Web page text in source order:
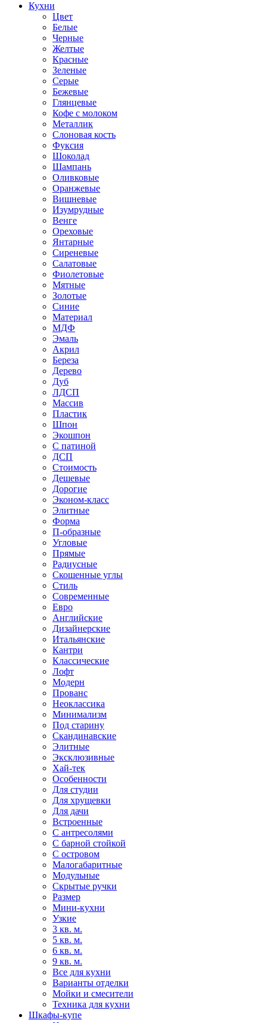
Кухни
Цвет
Белые
Черные
Желтые
Красные
Зеленые
Серые
Бежевые
Глянцевые
Кофе с молоком
Металлик
Слоновая кость
Фуксия
Шоколад
Шампань
Оливковые
Оранжевые
Вишневые
Изумрудные
Венге
Ореховые
Янтарные
Сиреневые
Салатовые
Фиолетовые
Мятные
Золотые
Синие
Материал
МДФ
Эмаль
Акрил
Береза
Дерево
Дуб
ЛДСП
Массив
Пластик
Шпон
Экошпон
С патиной
ДСП
Стоимость
Дешевые
Дорогие
Эконом-класс
Элитные
Форма
П-образные
Угловые
Прямые
Радиусные
Скошенные углы
Стиль
Современные
Евро
Английские
Дизайнерские
Итальянские
Кантри
Классические
Лофт
Модерн
Прованс
Неоклассика
Минимализм
Под старину
Скандинавские
Элитные
Эксклюзивные
Хай-тек
Особенности
Для студии
Для хрущевки
Для дачи
Встроенные
С антресолями
С барной стойкой
С островом
Малогабаритные
Модульные
Скрытые ручки
Размер
Мини-кухни
Узкие
3 кв. м.
5 кв. м.
6 кв. м.
9 кв. м.
Все для кухни
Варианты отделки
Мойки и смесители
Техника для кухни
Шкафы-купе